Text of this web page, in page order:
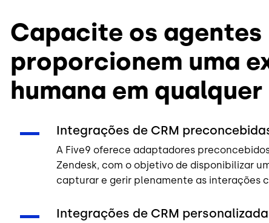
Capacite os agentes
proporcionem uma
humana em
Integrações de CRM
A Five9 oferece adaptadores
Zendesk, com o objetivo de disponibilizar
capturar e gerir plenamente as interações
Integrações de CRM